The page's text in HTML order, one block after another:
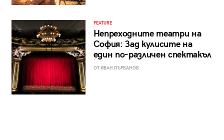
FEATURE
Непреходните театри на
София: Зад кулисите на
един по-различен спектакъл
ОТ ИВАН ПЪРВАНОВ